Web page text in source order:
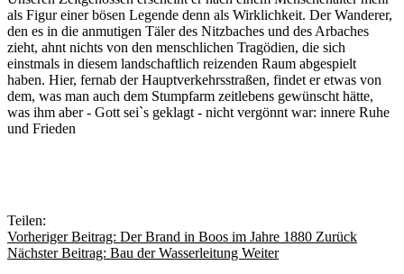
als Figur einer bösen Legende denn als Wirklichkeit. Der Wanderer,
den es in die anmutigen Täler des Nitzbaches und des Arbaches
zieht, ahnt nichts von den menschlichen Tragödien, die sich
einstmals in diesem landschaftlich reizenden Raum abgespielt
haben. Hier, fernab der Hauptverkehrsstraßen, findet er etwas von
dem, was man auch dem Stumpfarm zeitlebens gewünscht hätte,
was ihm aber - Gott sei`s geklagt - nicht vergönnt war: innere Ruhe
und Frieden
Teilen:
Vorheriger Beitrag: Der Brand in Boos im Jahre 1880 Zurück
Nächster Beitrag: Bau der Wasserleitung Weiter